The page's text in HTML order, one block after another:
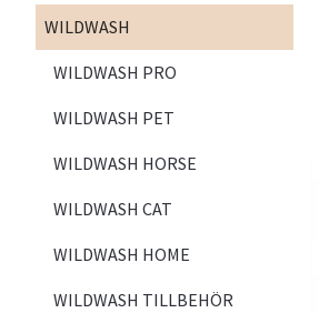
WILDWASH
WILDWASH PRO
WILDWASH PET
WILDWASH HORSE
WILDWASH CAT
WILDWASH HOME
WILDWASH TILLBEHÖR